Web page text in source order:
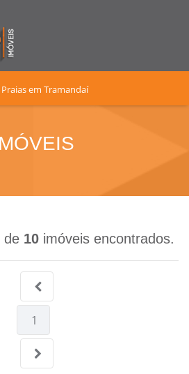
em Tramandaí
de 10imóveis encontrados.
1